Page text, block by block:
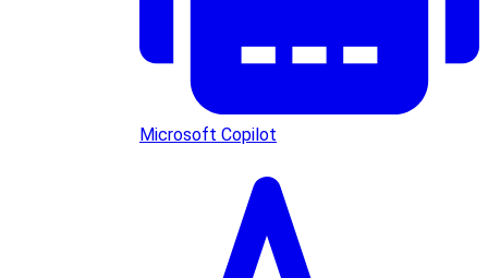
Microsoft Copilot